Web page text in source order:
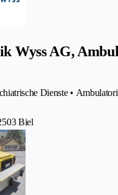
Wyss AG,
Dienste •
Biel